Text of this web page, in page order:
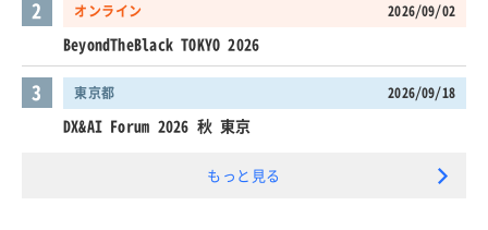
2 オンライン 2026/09/02
BeyondTheBlack TOKYO 2026
3 東京都 2026/09/18
DX&AI Forum 2026 秋 東京
もっと見る